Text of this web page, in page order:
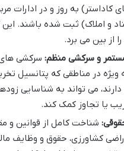
کاداستر) به روز و در ادارات
و املاک) ثبت شده باشند. این
از بین می برد.
و سرکشی منظم: سرکشی
ویژه در مناطقی که پتانسیل
می تواند به شناسایی
یا تجاوز کمک کند.
شناخت کامل از قوانین و
کشاورزی، حقوق و وظایف